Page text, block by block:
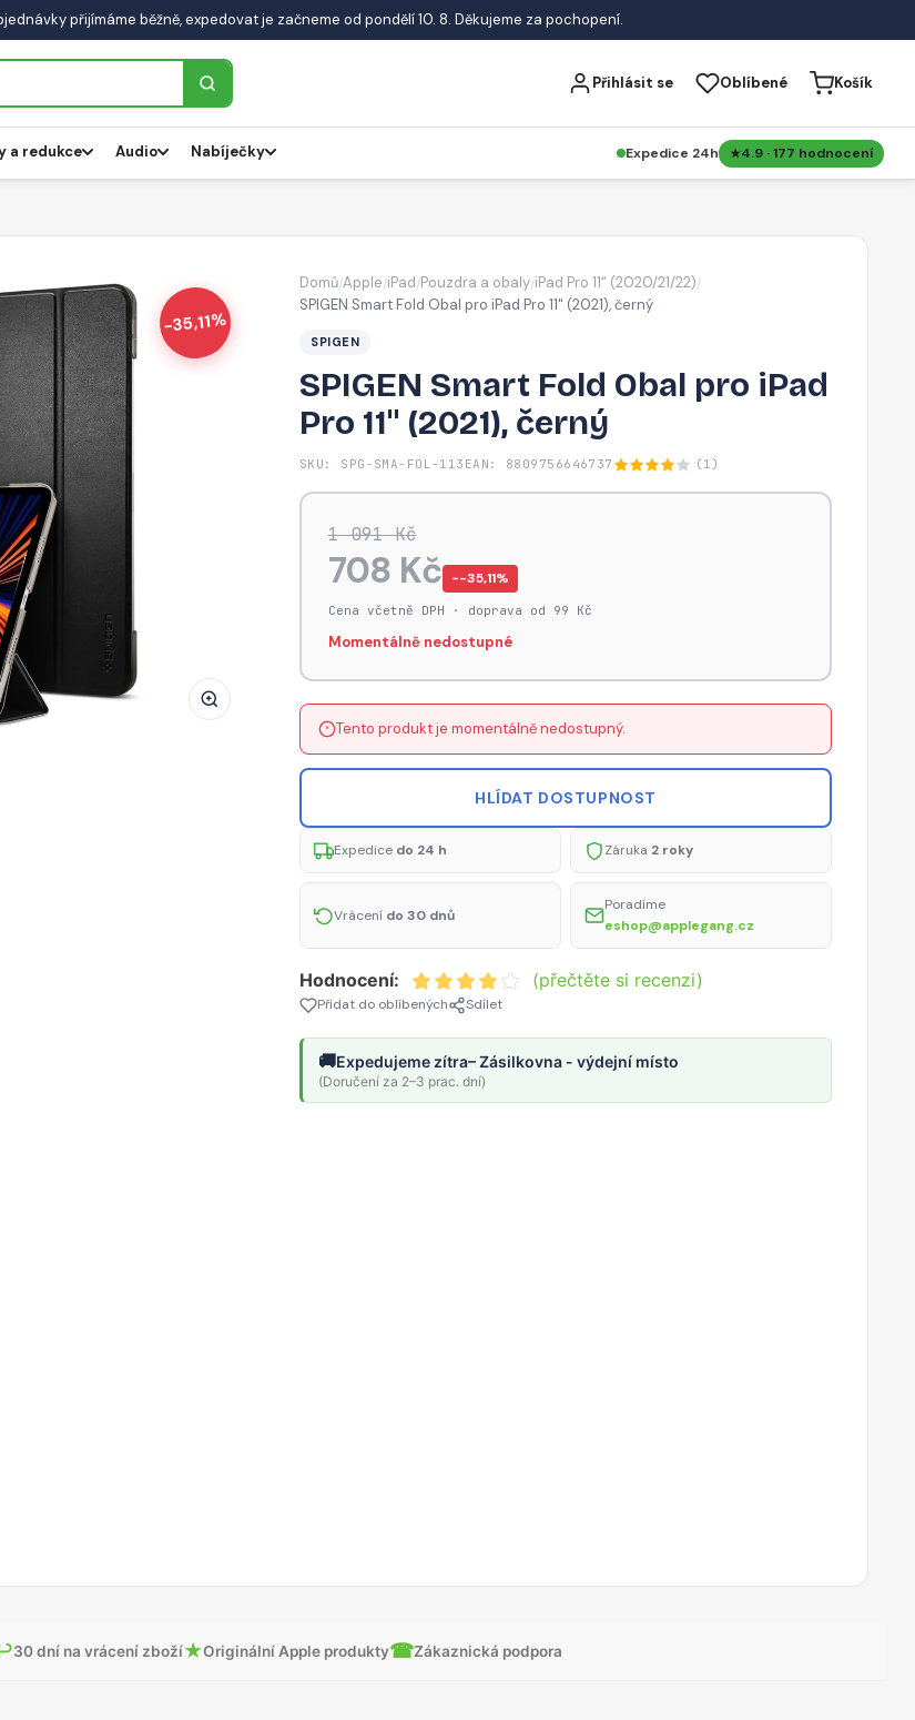
přijímáme běžně, expedovat je začneme od pondělí 10. 8. Děkujeme za pochopení.
Přihlásit se Oblíbené Košík
a redukce Audio Nabíječky Expedice 24h 4.9 · 177 hodnocení
-35,11%
Domů/Apple/iPad/Pouzdra a obaly/iPad Pro 11“ (2020/21/22)/
SPIGEN Smart Fold Obal pro iPad Pro 11" (2021), černý
SPIGEN
SPIGEN Smart Fold Obal pro iPad
Pro 11" (2021), černý
SKU: SPG-SMA-FOL-113 EAN: 8809756646737 (1)
1 091 Kč
708 Kč −-35,11%
Cena včetně DPH · doprava od 99 Kč
Momentálně nedostupné
Tento produkt je momentálně nedostupný.
HLÍDAT DOSTUPNOST
Expedice do 24 h Záruka 2 roky
Vrácení do 30 dnů
Poradíme
eshop@applegang.cz
Hodnocení: (přečtěte si recenzi)
Přidat do oblíbených Sdílet
🚚Expedujeme zítra– Zásilkovna - výdejní místo
(Doručení za 2–3 prac. dní)
30 dní na vrácení zboží★Originální Apple produkty☎Zákaznická podpora